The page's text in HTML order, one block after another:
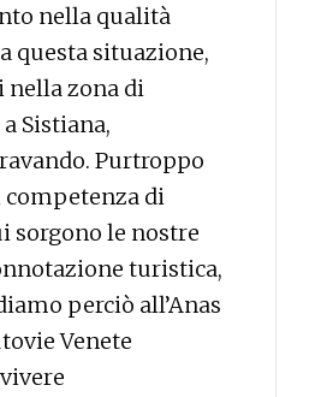
nella qualità
questa situazione,
nella zona di
Sistiana,
Purtroppo
di
sorgono le nostre
turistica,
perciò all’Anas
Venete